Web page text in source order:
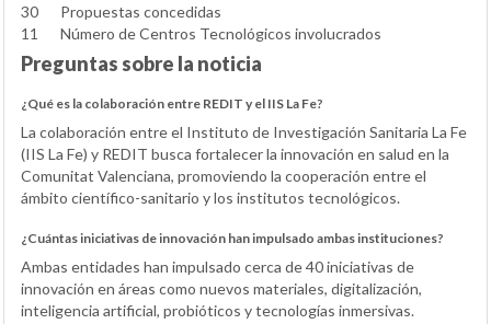
30
Propuestas concedidas
11
Número de Centros Tecnológicos involucrados
Preguntas sobre la noticia
¿Qué es la colaboración entre REDIT y el IIS La Fe?
La colaboración entre el Instituto de Investigación Sanitaria La Fe
(IIS La Fe) y REDIT busca fortalecer la innovación en salud en la
Comunitat Valenciana, promoviendo la cooperación entre el
ámbito científico-sanitario y los institutos tecnológicos.
¿Cuántas iniciativas de innovación han impulsado ambas instituciones?
Ambas entidades han impulsado cerca de 40 iniciativas de
innovación en áreas como nuevos materiales, digitalización,
inteligencia artificial, probióticos y tecnologías inmersivas.